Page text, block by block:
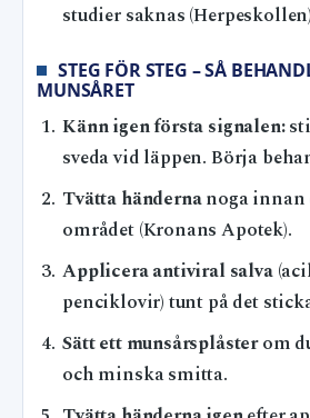
studier saknas
STEG FÖR STEG – SÅ
MUNSÅRET
Känn igen första signalen:
sveda vid läppen. Börja
Tvätta händernanoga innan
området (Kronans Apotek).
Applicera antiviral salva
penciklovir) tunt på det
Sätt ett munsårsplåsterom
och minska smitta.